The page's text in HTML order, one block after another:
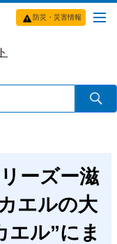
防災・災害情報
ーズー滋
エルの大
エル”にま